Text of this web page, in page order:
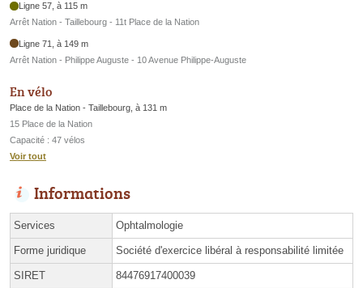
Ligne 57, à 115 m
Arrêt Nation - Taillebourg - 11t Place de la Nation
Ligne 71, à 149 m
Arrêt Nation - Philippe Auguste - 10 Avenue Philippe-Auguste
En vélo
Place de la Nation - Taillebourg, à 131 m
15 Place de la Nation
Capacité : 47 vélos
Voir tout
Informations
Services Ophtalmologie
Forme juridique Société d'exercice libéral à responsabilité limitée
SIRET 84476917400039